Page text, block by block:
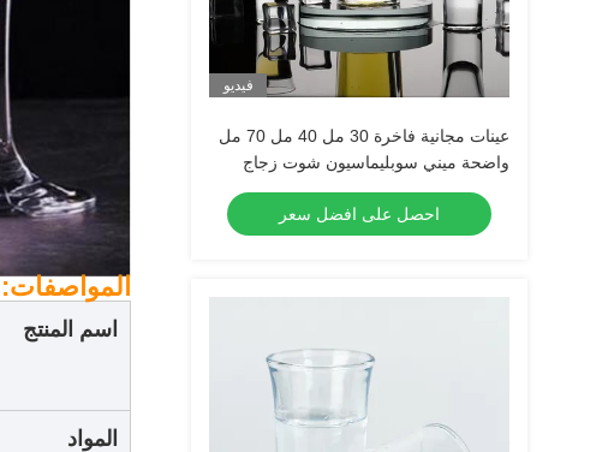
فيديو
عينات مجانية فاخرة 30 مل 40 مل 70 مل
واضحة ميني سوبليماسيون شوت زجاج
تيكيلا شوت زجاج إسبريسو شوت زجاج
احصل على افضل سعر
المواصفات:
اسم المنتج
المواد